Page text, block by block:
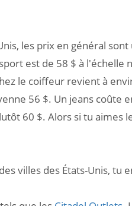
les prix en général
est de 58 $ à l'échelle
le coiffeur revient à
56 $. Un jeans coûte
60 $. Alors si tu aimes
villes des États-Unis, tu